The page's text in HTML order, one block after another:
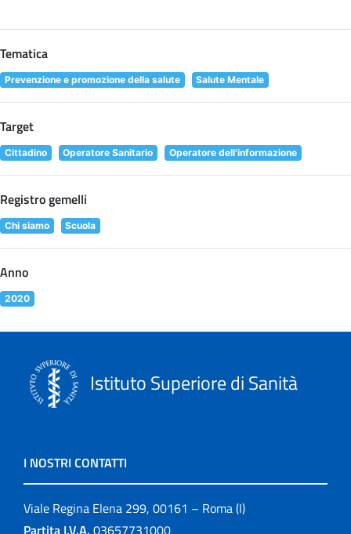
Tematica
Prevenzione e promozione della salute Salute Mentale
Target
Cittadino Operatore Sanitario Operatore dell'informazione
Registro gemelli
Chi siamo Scuola
Anno
2020
Istituto Superiore di Sanità
I NOSTRI CONTATTI
Viale Regina Elena 299, 00161 – Roma (I)
Partita I.V.A. 03657731000